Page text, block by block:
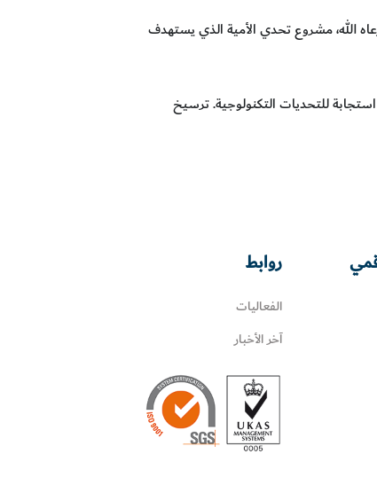
الله، مشروع تحدي الأمية الذي يستهدف
للتحديات التكنولوجية. ترسيخ
روابط
الفعاليات
آخر الأخبار